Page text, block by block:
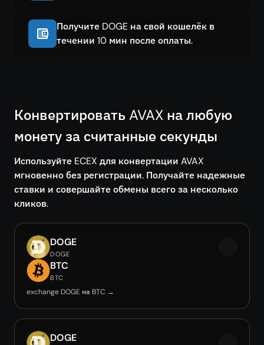
Получите DOGE на свой кошелёк в
течении 10 мин после оплаты.
Конвертировать AVAX на любую
монету за считанные секунды
Используйте ECEX для конвертации AVAX
мгновенно без регистрации. Получайте надежные
ставки и совершайте обмены всего за несколько
кликов.
DOGE
DOGE
BTC
BTC
exchange DOGE на BTC →
DOGE